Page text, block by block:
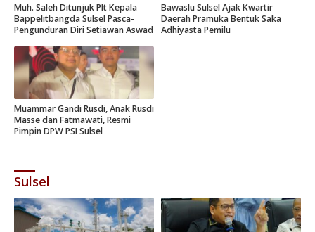
Muh. Saleh Ditunjuk Plt Kepala
Bappelitbangda Sulsel Pasca-
Pengunduran Diri Setiawan Aswad
Bawaslu Sulsel Ajak Kwartir
Daerah Pramuka Bentuk Saka
Adhiyasta Pemilu
Muammar Gandi Rusdi, Anak Rusdi
Masse dan Fatmawati, Resmi
Pimpin DPW PSI Sulsel
Sulsel